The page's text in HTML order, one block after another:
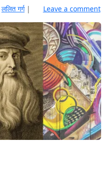
ललित गर्ग | Leave a comment